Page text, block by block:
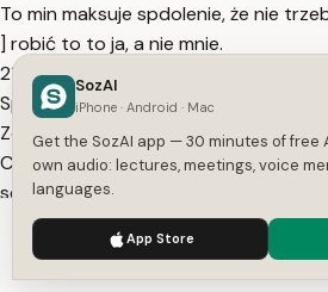
To min maksuje spdolenie, że nie
] robić to to ja, a nie mnie.
21:21
Speaker A
Zobacz, wszystko jest, wszystko
Chście. Proszę bardzo. Mam tu
schowałem nigdzie. Normalnie w
porozmawiać. Dobra, witam.
21:39
Speaker A
We use cookies to enhance your experience.
SozAI
iPhone · Android · Mac
Get the SozAI app — 30 minutes of
own audio: lectures, meetings, voice
languages.
App Store